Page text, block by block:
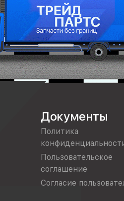
Документы
Политика
Пользовательское
соглашение
Согласие